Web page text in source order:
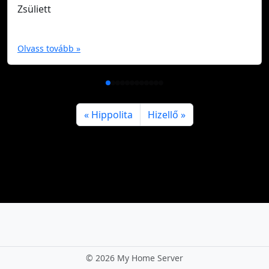
Zsüliett
Olvass tovább »
Hippolita Hizellő
© 2026 My Home Server